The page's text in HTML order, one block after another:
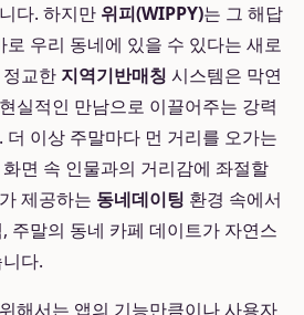
다. 하지만 위피(WIPPY)는 그 해답
우리 동네에 있을 수 있다는 새로
교한 지역기반매칭 시스템은 막연
실적인 만남으로 이끌어주는 강력
더 이상 주말마다 먼 거리를 오가는
면 속 인물과의 거리감에 좌절할
제공하는 동네데이팅 환경 속에서
주말의 동네 카페 데이트가 자연스
다.
해서는 앱의 기능만큼이나 사용자